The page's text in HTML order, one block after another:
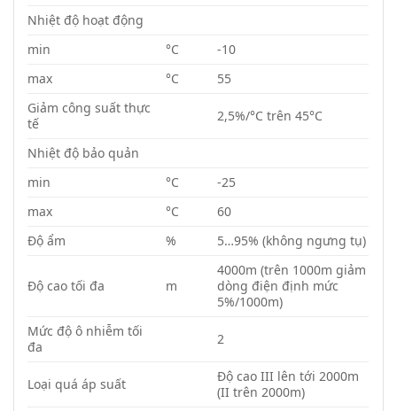
Nhiệt độ hoạt động
min
°C
-10
max
°C
55
Giảm công suất thực
tế
2,5%/°C trên 45°C
Nhiệt độ bảo quản
min
°C
-25
max
°C
60
Độ ẩm
% 5…95% (không ngưng tụ)
Độ cao tối đa m
4000m (trên 1000m giảm
dòng điện định mức
5%/1000m)
Mức độ ô nhiễm tối
đa
2
Loại quá áp suất
Độ cao III lên tới 2000m
(II trên 2000m)